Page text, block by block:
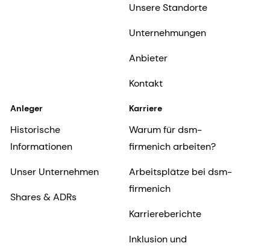
Unsere Standorte
Unternehmungen
Anbieter
Kontakt
Anleger
Historische
Informationen
Unser Unternehmen
Shares & ADRs
Karriere
Warum für dsm-
firmenich arbeiten?
Arbeitsplätze bei dsm-
firmenich
Karriereberichte
Inklusion und